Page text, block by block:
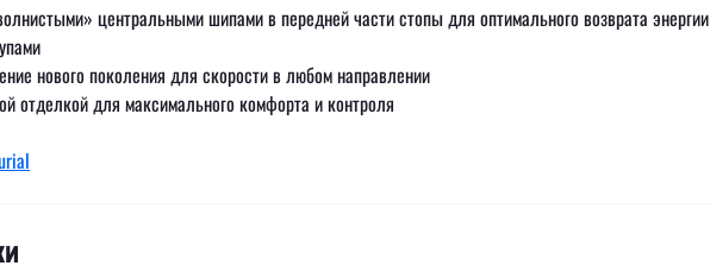
центральными шипами в передней части стопы для оптимального возврата энергии
нового поколения для скорости в любом направлении
отделкой для максимального комфорта и контроля